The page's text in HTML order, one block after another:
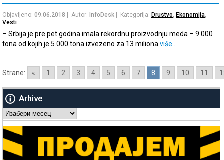
Objavljeno: 09.06.2018 | Autor: InfoDesk | Kategorija: Drustvo Ekonomija
Vesti
– Srbija je pre pet godina imala rekordnu proizvodnju meda – 9.000
tona od kojih je 5.000 tona izvezeno za 13 miliona više…
Strane: « 1 2 3 4 5 6 7 8 9 10 11
Arhive
Arhive